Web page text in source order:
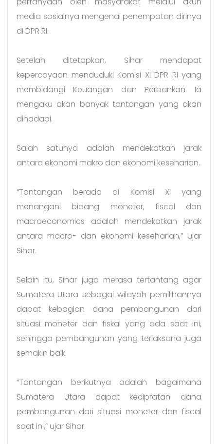
media sosialnya mengenai penempatan dirinya
di DPR RI.
Setelah ditetapkan, Sihar mendapat
kepercayaan menduduki Komisi XI DPR RI yang
membidangi Keuangan dan Perbankan. Ia
mengaku akan banyak tantangan yang akan
dihadapi.
Salah satunya adalah mendekatkan jarak
antara ekonomi makro dan ekonomi keseharian.
“Tantangan berada di Komisi XI yang
menangani bidang moneter, fiscal dan
macroeconomics adalah mendekatkan jarak
antara macro- dan ekonomi keseharian,” ujar
Sihar.
Selain itu, Sihar juga merasa tertantang agar
Sumatera Utara sebagai wilayah pemilihannya
dapat kebagian dana pembangunan dari
situasi moneter dan fiskal yang ada saat ini,
sehingga pembangunan yang terlaksana juga
semakin baik.
“Tantangan berikutnya adalah bagaimana
Sumatera Utara dapat kecipratan dana
pembangunan dari situasi moneter dan fiscal
saat ini,” ujar Sihar.